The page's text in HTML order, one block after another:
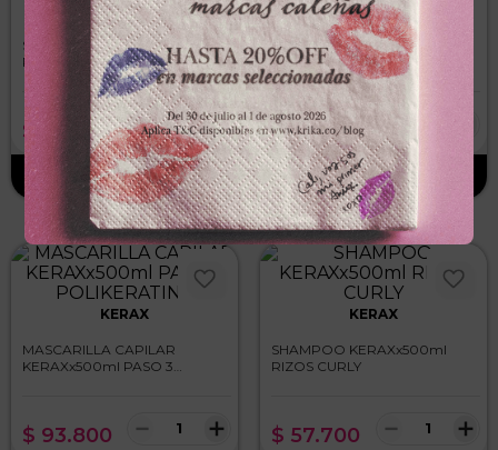
KERAX
SHAMPOO KERAXx60ml
PASO 1 POLIKERATINA
$ 7100 ,00 ＋
－
KERAX
MASCARILLA CAPILAR
KERAXx250ml
COCKT/CHAMPAGNE
$ 58.700 ＋
－
KERAX
MASCARILLA CAPILAR
KERAXx500ml PASO 3
$ 93.800 ＋
－
KERAX
SHAMPOO KERAXx500ml
RIZOS CURLY
$ 57.700 ＋
－